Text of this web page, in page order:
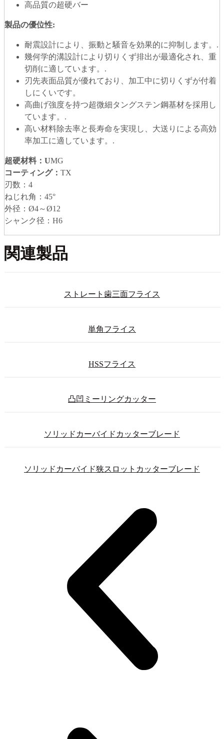
高品質の超硬バー
製品の優位性:
耐震設計により、振動と騒音を効果的に抑制します。.
幾何学的溝設計により切りくず排出が最適化され、重
切削に適しています。.
刃先表面品質が優れており、加工中に切りくずが付着
しにくいです。
高曲げ強度を持つ超微細タングステン鋼基材を採用し
ています。.
高い材料除去率と長寿命を実現し、大送りによる高効
率加工に適しています。.
超硬材料：UMG
コーティング： TX
刃数：4
ねじれ角：45°
外径：Ø4～Ø12
シャンク径：H6
関連製品
ストレート歯三面フライス
単角フライス
HSSフライス
凸凹ミーリングカッター
ソリッドカーバイドカッターブレード
ソリッドカーバイド狭スロットカッターブレード